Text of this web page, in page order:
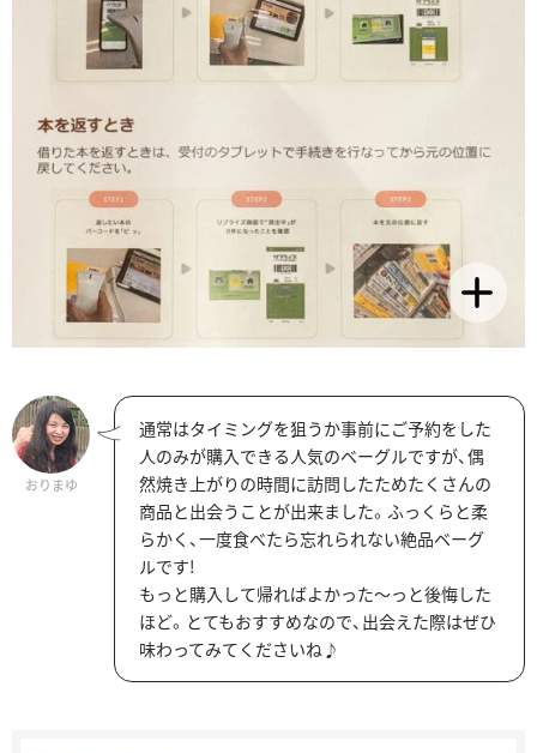
おりまゆ
通常はタイミングを狙うか事前にご予約をした
人のみが購入できる人気のベーグルですが、偶
然焼き上がりの時間に訪問したためたくさんの
商品と出会うことが出来ました。ふっくらと柔
らかく、一度食べたら忘れられない絶品ベーグ
ルです!
もっと購入して帰ればよかった～っと後悔した
ほど。とてもおすすめなので、出会えた際はぜひ
味わってみてくださいね♪